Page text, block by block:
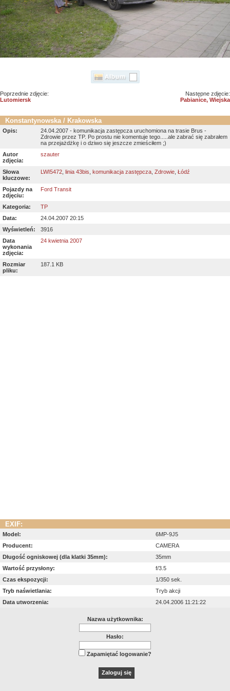
Poprzednie zdjęcie:
Lutomiersk
Następne zdjęcie:
Pabianice, Wiejska
Konstantynowska / Krakowska
Opis:
24.04.2007 - komunikacja zastępcza uruchomiona na trasie Brus -
Zdrowie przez TP. Po prostu nie komentuje tego.....ale zabrać się zabrałem
na przejażdżkę i o dziwo się jeszcze zmieściłem ;)
Autor
zdjęcia:
szauter
Słowa
kluczowe:
LWI5472 linia 43bis komunikacja zastępcza Zdrowie Łódź
Pojazdy na
zdjęciu:
Ford Transit
Kategoria:
TP
Data:
24.04.2007 20:15
Wyświetleń:
3916
Data
wykonania
zdjęcia:
24 kwietnia 2007
Rozmiar
pliku:
187.1 KB
EXIF:
Model:
6MP-9J5
Producent:
CAMERA
Długość ogniskowej (dla klatki 35mm):
35mm
Wartość przysłony:
f/3.5
Czas ekspozycji:
1/350 sek.
Tryb naświetlania:
Tryb akcji
Data utworzenia:
24.04.2006 11:21:22
Nazwa użytkownika:
Hasło:
Zapamiętać logowanie?